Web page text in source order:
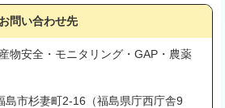
問い合わせ先
物安全・モニタリング・GAP・農薬
島市杉妻町2-16（福島県庁西庁舎9